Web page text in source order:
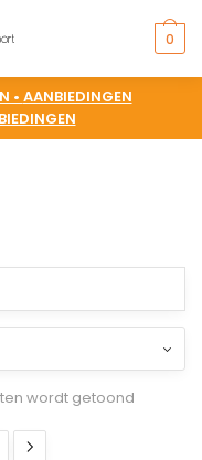
0
• AANBIEDINGEN
wordt getoond